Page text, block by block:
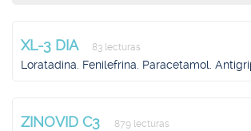
XL-3 DIA 83 lecturas
Loratadina. Fenilefrina. Paracetamol.
ZINOVID C3 879 lecturas